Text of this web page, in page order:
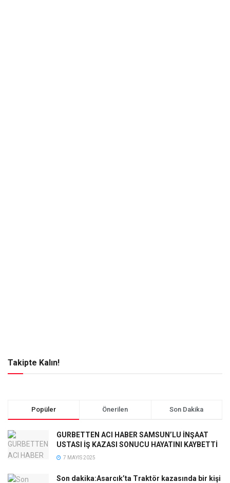
Takipte Kalın!
Popüler Önerilen Son Dakika
GURBETTEN ACI HABER SAMSUN’LU İNŞAAT
USTASI İŞ KAZASI SONUCU HAYATINI KAYBETTİ
7 MAYIS 2025
Son dakika:Asarcık’ta Traktör kazasında bir kişi